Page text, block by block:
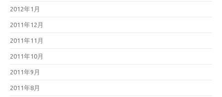
2012年1月
2011年12月
2011年11月
2011年10月
2011年9月
2011年8月